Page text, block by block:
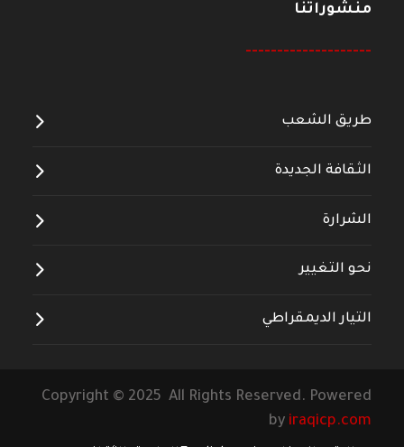
منشوراتنا
--------------------
طريق الشعب
الثقافة الجديدة
الشرارة
نحو التغيير
التيار الديمقراطي
Copyright © 2025 All Rights Reserved. Powered
by iraqicp.com